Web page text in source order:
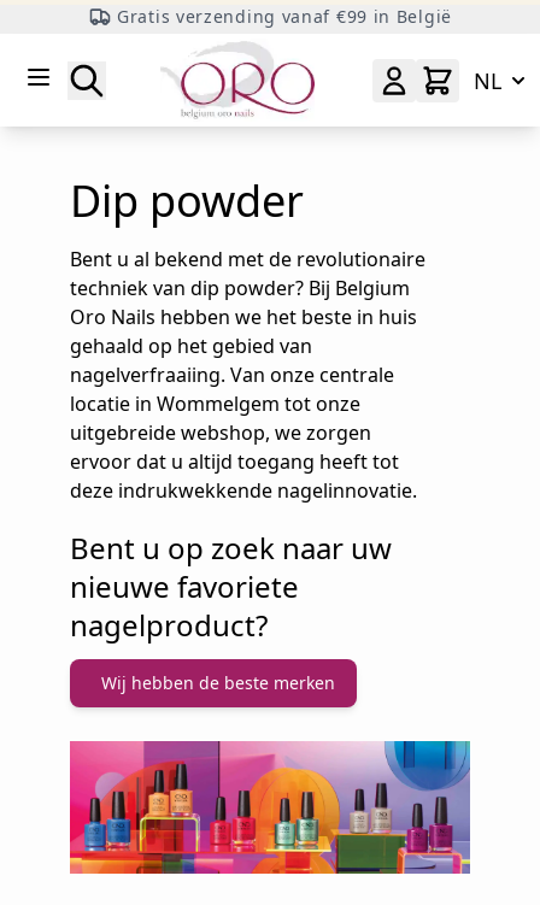
Gratis verzending vanaf €99 in België
Zoeken
NL
Dip powder
Bent u al bekend met de revolutionaire
techniek van dip powder? Bij Belgium
Oro Nails hebben we het beste in huis
gehaald op het gebied van
nagelverfraaiing. Van onze centrale
locatie in Wommelgem tot onze
uitgebreide webshop, we zorgen
ervoor dat u altijd toegang heeft tot
deze indrukwekkende nagelinnovatie.
Bent u op zoek naar uw
nieuwe favoriete
nagelproduct?
Wij hebben de beste merken